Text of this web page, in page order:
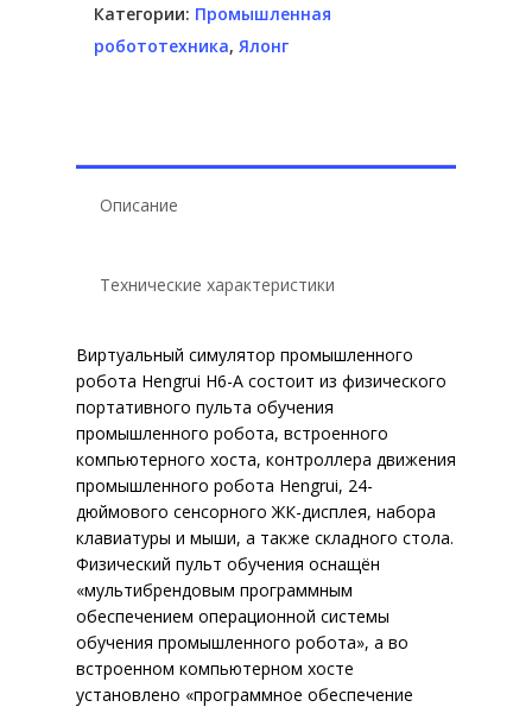
Hit enter to search or ESC to close
Категории: Промышленная
робототехника, Ялонг
Описание
Технические характеристики
Виртуальный симулятор промышленного
робота Hengrui H6-A состоит из физического
портативного пульта обучения
промышленного робота, встроенного
компьютерного хоста, контроллера движения
промышленного робота Hengrui, 24-
дюймового сенсорного ЖК-дисплея, набора
клавиатуры и мыши, а также складного стола.
Физический пульт обучения оснащён
«мультибрендовым программным
обеспечением операционной системы
обучения промышленного робота», а во
встроенном компьютерном хосте
установлено «программное обеспечение